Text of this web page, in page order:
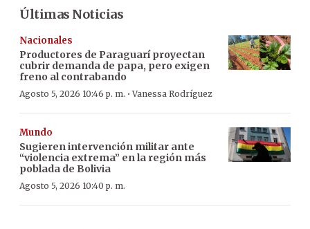
Últimas Noticias
Nacionales
Productores de Paraguarí proyectan
cubrir demanda de papa, pero exigen
freno al contrabando
Agosto 5, 2026 10:46 p. m. ·Vanessa Rodríguez
Mundo
Sugieren intervención militar ante
“violencia extrema” en la región más
poblada de Bolivia
Agosto 5, 2026 10:40 p. m.